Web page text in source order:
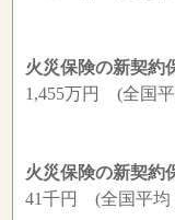
火災保険の新契
1,455万円 (全国
火災保険の新契
41千円 (全国平均